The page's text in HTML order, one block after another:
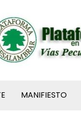
MANIFIESTO